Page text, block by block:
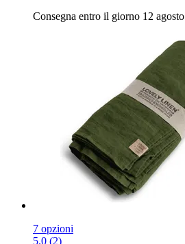
Consegna entro il giorno 12 agosto
7 opzioni
5.0 (2)